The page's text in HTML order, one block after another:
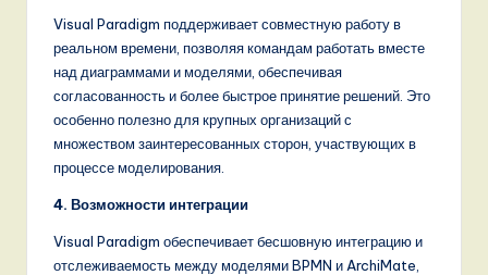
Visual Paradigm поддерживает совместную работу в
реальном времени, позволяя командам работать вместе
над диаграммами и моделями, обеспечивая
согласованность и более быстрое принятие решений. Это
особенно полезно для крупных организаций с
множеством заинтересованных сторон, участвующих в
процессе моделирования.
4. Возможности интеграции
Visual Paradigm обеспечивает бесшовную интеграцию и
отслеживаемость между моделями BPMN и ArchiMate,